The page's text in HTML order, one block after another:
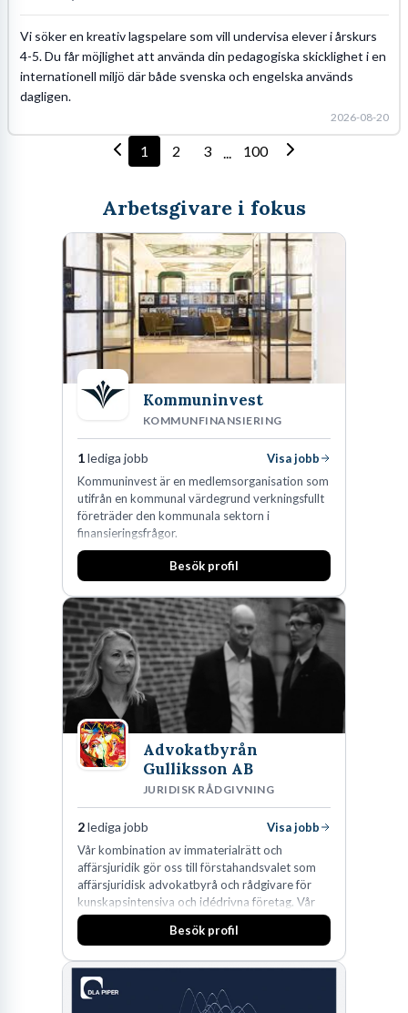
Vi söker en kreativ lagspelare som vill undervisa elever i årskurs
4-5. Du får möjlighet att använda din pedagogiska skicklighet i en
internationell miljö där både svenska och engelska används
dagligen.
2026-08-20
1 2 3 ... 100
Arbetsgivare i fokus
Kommuninvest
KOMMUNFINANSIERING
1lediga jobb
Visa jobb
Kommuninvest är en medlemsorganisation som
utifrån en kommunal värdegrund verkningsfullt
företräder den kommunala sektorn i
finansieringsfrågor.
Besök profil
Advokatbyrån
Gulliksson AB
JURIDISK RÅDGIVNING
2lediga jobb
Visa jobb
Vår kombination av immaterialrätt och
affärsjuridik gör oss till förstahandsvalet som
affärsjuridisk advokatbyrå och rådgivare för
kunskapsintensiva och idédrivna företag. Vår
expertis inom IP-tillgångar har gett oss en
marknadsledande position. Våra klienter väljer
skydda, utveckla och kommersialisera
företagets viktigaste tillgångar.
Besök profil